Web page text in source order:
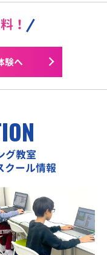
！
験へ
グ教室
クール情報